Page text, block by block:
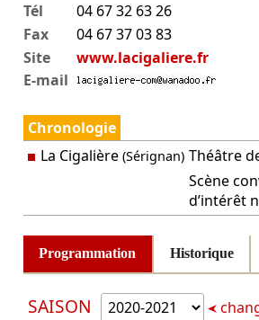
Tél
04 67 32 63 26
Fax
04 67 37 03 83
Site
www.lacigaliere.fr
E-mail
Chronologie
La Cigalière (Sérignan) Théâtre
Scène
d’intérêt
Programmation Historique
SAISON